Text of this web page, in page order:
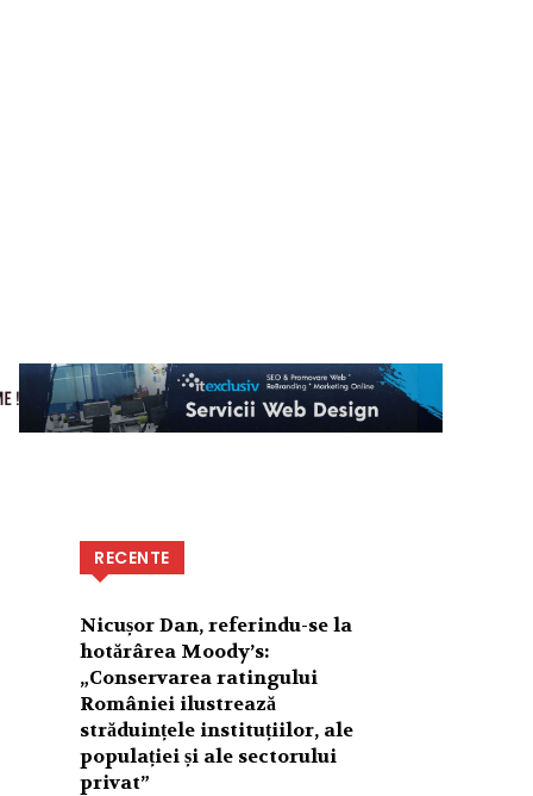
RECENTE
Nicușor Dan, referindu-se la
hotărârea Moody’s:
„Conservarea ratingului
României ilustrează
străduințele instituțiilor, ale
populației și ale sectorului
privat”